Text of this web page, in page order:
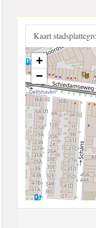
Kaart
+
−